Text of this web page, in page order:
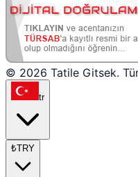
© 2026 Tatile Gitsek.
tr
₺TRY